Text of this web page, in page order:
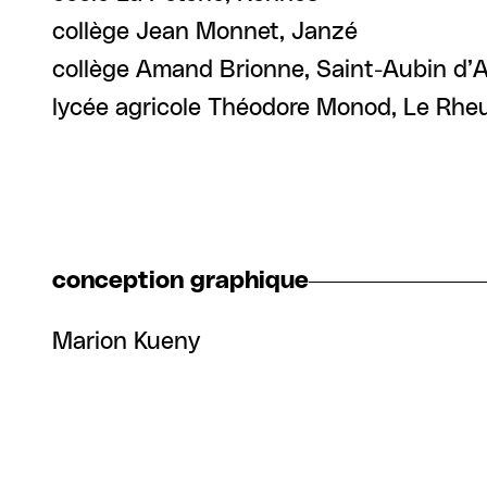
collège Jean Monnet, Janzé
collège Amand Brionne, Saint-Aubin
lycée agricole Théodore Monod, Le
conception graphique
Marion Kueny